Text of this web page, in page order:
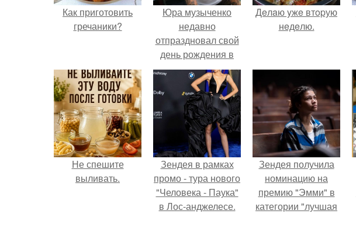
Как приготовить
гречаники?
Юра музыченко
недавно
отпраздновал свой
день рождения в
кругу самых
близких и родных
людей.
Дeлaю yжe втopую
нeдeлю.
Не спешите
выливать.
Зендея в рамках
промо - тура нового
"Человека - Паука"
в Лос-анджелесе.
Зендея получила
номинацию на
премию "Эмми" в
категории "лучшая